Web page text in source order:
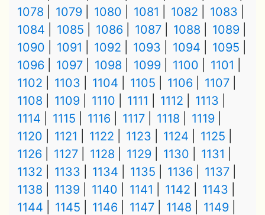
1078
1079 1080 1081 1082
1083
1084
1085 1086 1087 1088
1089
1090
1091 1092 1093 1094
1095
1096
1097 1098 1099 1100
1101
1102
1103 1104 1105 1106
1107
1108
1109 1110 1111 1112
1113
1114
1115 1116 1117 1118
1119
1120
1121 1122 1123 1124
1125
1126
1127 1128 1129 1130
1131
1132
1133 1134 1135 1136
1137
1138
1139 1140 1141 1142
1143
1144
1145 1146 1147 1148
1149